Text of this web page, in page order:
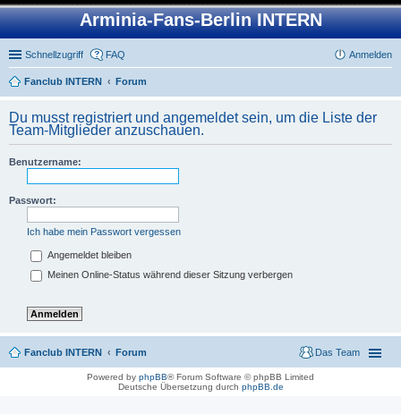
Arminia-Fans-Berlin INTERN
Schnellzugriff FAQ Anmelden
Fanclub INTERN Forum
Du musst registriert und angemeldet sein, um die Liste der
Team-Mitglieder anzuschauen.
Benutzername:
Passwort:
Ich habe mein Passwort vergessen
Angemeldet bleiben
Meinen Online-Status während dieser Sitzung verbergen
Fanclub INTERN Forum Das Team
Powered by phpBB® Forum Software © phpBB Limited
Deutsche Übersetzung durch phpBB.de